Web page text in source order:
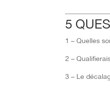
5
1 – Quelles
2 –
3 – Le